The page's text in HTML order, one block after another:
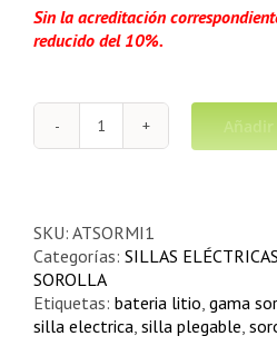
Sin la acreditación
reducido del 10%.
SILLA
cantidad
SKU: ATSORMI1
Categorías: SILLAS
SOROLLA
Etiquetas: bateria litio, gama
silla electrica, silla plegable,